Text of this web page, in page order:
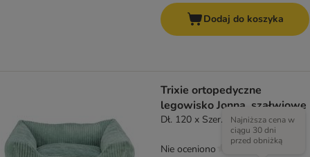
Dodaj do koszyka
Trixie ortopedyczne
legowisko Jonna, szałwiowe
Dł. 120 x Szer. 80 cmNajniższa cena w
ciągu 30 dni
przed obniżką
Nie oceniono